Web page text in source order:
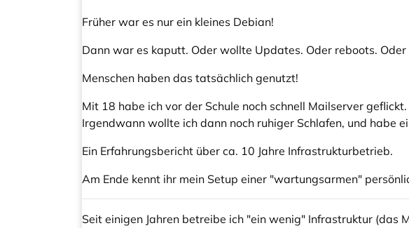
Früher war es nur ein kleines Debian!
Dann war es kaputt. Oder wollte Updates. Oder reboots. Oder
Menschen haben das tatsächlich genutzt!
Mit 18 habe ich vor der Schule noch schnell Mailserver geflickt.
Irgendwann wollte ich dann noch ruhiger Schlafen, und habe
Ein Erfahrungsbericht über ca. 10 Jahre Infrastrukturbetrieb.
Am Ende kennt ihr mein Setup einer "wartungsarmen"
Seit einigen Jahren betreibe ich "ein wenig" Infrastruktur